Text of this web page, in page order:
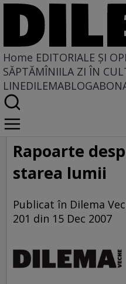
Home EDITORIALE ȘI
SĂPTĂMÎNIILA ZI ÎN
LINEDILEMABLOG
Home
La centru şi la margine
Rapoarte
starea lumii
Publicat în Dilema
201 din 15 Dec 2007